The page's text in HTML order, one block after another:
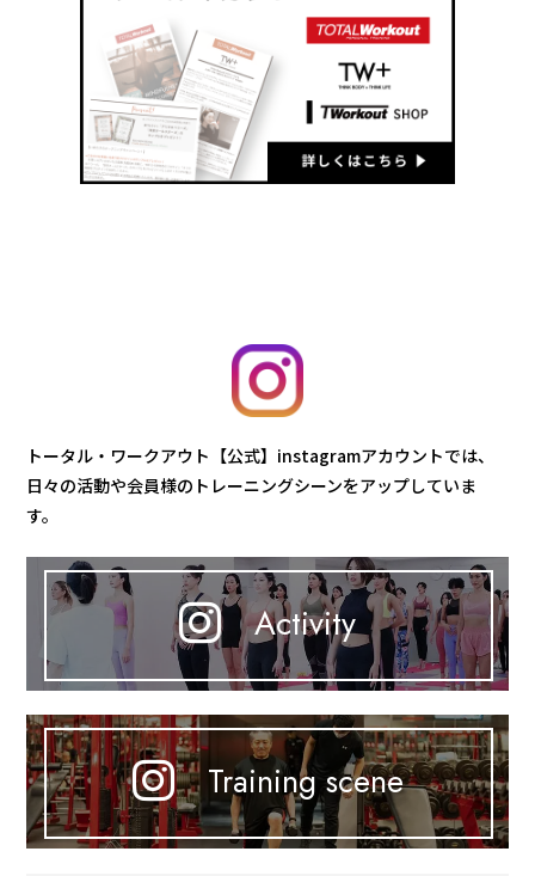
トータル・ワークアウト【公式】instagramアカウントでは、
日々の活動や会員様のトレーニングシーンをアップしていま
す。
Activity
Training scene